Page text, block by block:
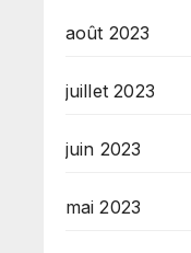
août 2023
juillet 2023
juin 2023
mai 2023